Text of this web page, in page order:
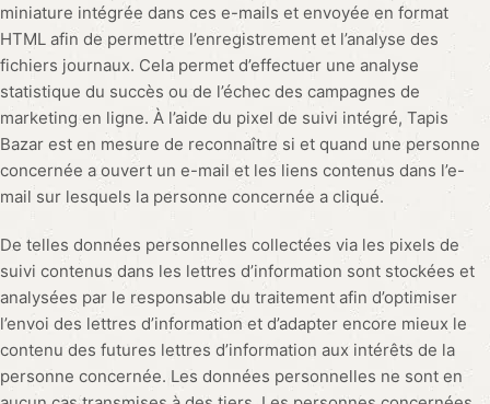
miniature intégrée dans ces e-mails et envoyée en format
HTML afin de permettre l’enregistrement et l’analyse des
fichiers journaux. Cela permet d’effectuer une analyse
statistique du succès ou de l’échec des campagnes de
marketing en ligne. À l’aide du pixel de suivi intégré, Tapis
Bazar est en mesure de reconnaître si et quand une personne
concernée a ouvert un e-mail et les liens contenus dans l’e-
mail sur lesquels la personne concernée a cliqué.
De telles données personnelles collectées via les pixels de
suivi contenus dans les lettres d’information sont stockées et
analysées par le responsable du traitement afin d’optimiser
l’envoi des lettres d’information et d’adapter encore mieux le
contenu des futures lettres d’information aux intérêts de la
personne concernée. Les données personnelles ne sont en